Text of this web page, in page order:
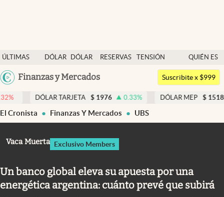
ÚLTIMAS
NOTICIAS
DÓLAR
DÓLAR
RESERVAS
TENSIÓN
GEOPOLÍTICA
QUIÉN ES
QUIÉN
Argentina
Finanzas y Mercados
Dólar
Members
Economía y Política
Finanzas y Mercados
Columnistas
Otras secciones
Suscribite x $999
TARJETA $ 1976 0.33 % DÓLAR MEP $ 1518,45 -0.05
El Cronista Finanzas Y Mercados UBS
Vaca Muerta Exclusivo Members
Un banco global eleva su apuesta por una
energética argentina: cuánto prevé que subirá